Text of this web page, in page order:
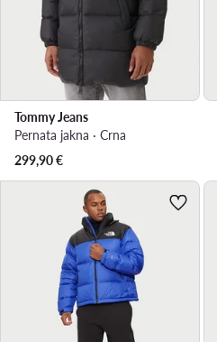
Tommy Jeans
Pernata jakna · Crna
299,90€